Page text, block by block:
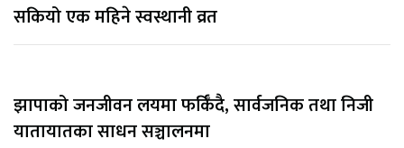
सकियो एक महिने स्वस्थानी व्रत
झापाको जनजीवन लयमा फर्किँदै, सार्वजनिक तथा निजी
यातायातका साधन सञ्चालनमा